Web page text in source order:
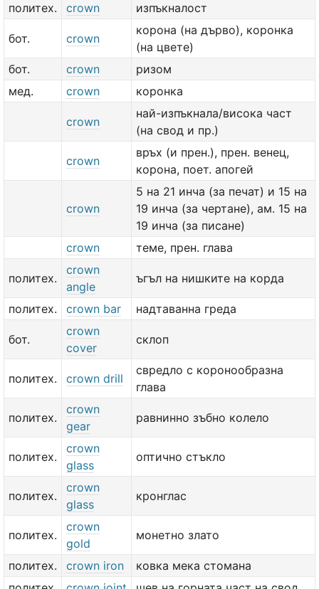
политех.
crown изпъкналост
бот. crown
корона (на дърво), коронка
(на цвете)
бот.
crown
ризом
мед.
crown коронка
crown
най-изпъкнала/висока част
(на свод и пр.)
crown
връх (и прен.), прен. венец,
корона, поет. апогей
crown
5 на 21 инча (за печат) и 15 на
19 инча (за чертане), aм. 15 на
19 инча (за писане)
crown
теме, прен. глава
политех.
crown
angle
ъгъл на нишките на корда
политех. crown bar надтаванна греда
бот.
crown
cover
склоп
политех. crown drill
свредло с коронообразна
глава
политех.
crown
gear
равнинно зъбно колело
политех.
crown
glass
оптично стъкло
политех.
crown
glass
кронглас
политех.
crown
gold
монетно злато
политех. crown iron
ковка мека стомана